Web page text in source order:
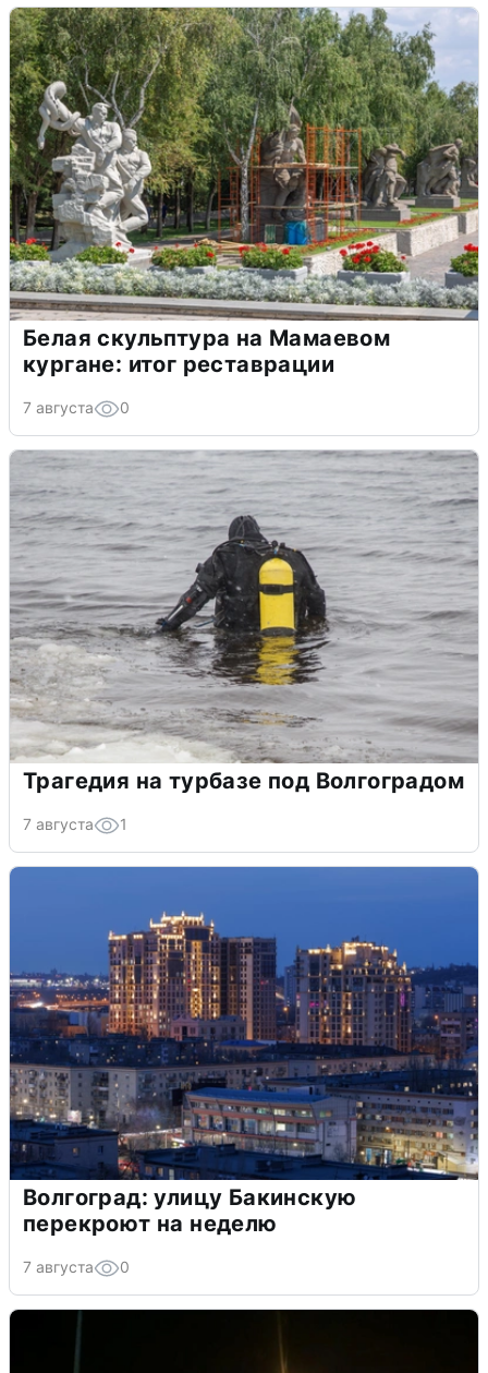
Белая скульптура на Мамаевом
кургане: итог реставрации
7 августа 0
Трагедия на турбазе под Волгоградом
7 августа 1
Волгоград: улицу Бакинскую
перекроют на неделю
7 августа 0